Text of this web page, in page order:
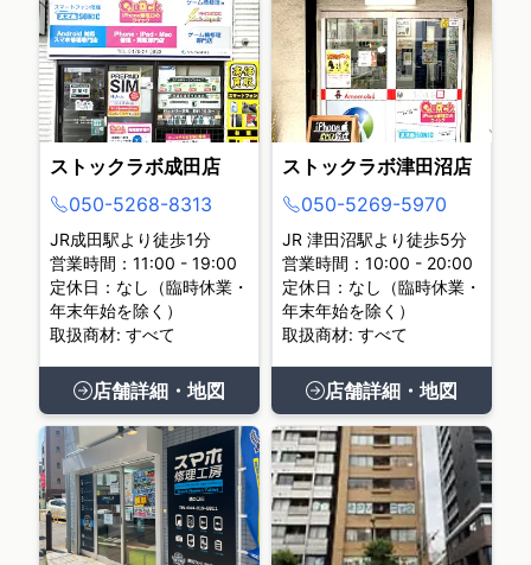
ストックラボ成田店
050-5268-8313
JR成田駅より徒歩1分
営業時間：11:00 - 19:00
定休日：なし（臨時休業・
年末年始を除く）
取扱商材: すべて
店舗詳細・地図
ストックラボ津田沼店
050-5269-5970
JR 津田沼駅より徒歩5分
営業時間：10:00 - 20:00
定休日：なし（臨時休業・
年末年始を除く）
取扱商材: すべて
店舗詳細・地図